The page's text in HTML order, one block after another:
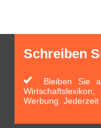
Schreiben
Bleiben Sie
Werbung. Jederzeit